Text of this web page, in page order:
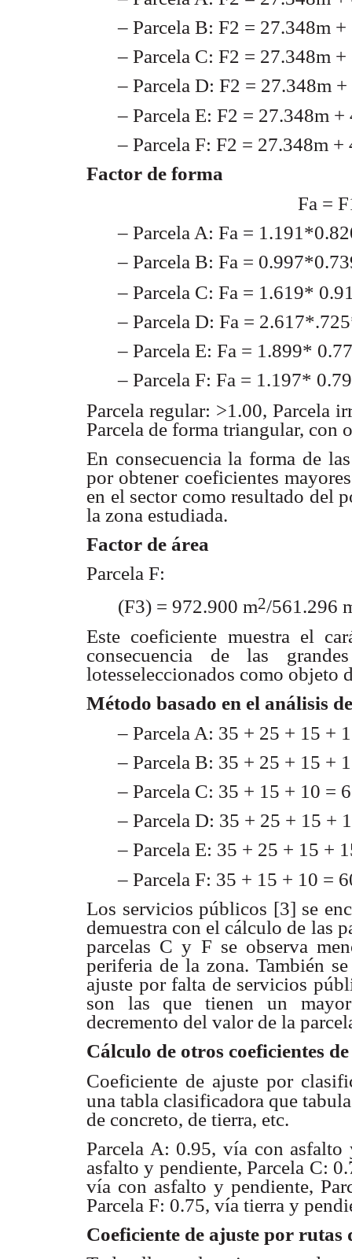
– Parcela B: F2 = 27.348m
– Parcela C: F2 = 27.348m
– Parcela D: F2 = 27.348m
– Parcela E: F2 = 27.348m
– Parcela F: F2 = 27.348m
Factor de forma
Fa =
– Parcela A: Fa =
– Parcela B: Fa =
– Parcela C: Fa = 1.619*
– Parcela D: Fa =
– Parcela E: Fa = 1.899*
– Parcela F: Fa = 1.197*
Parcela regular: >1.00, Parcela
Parcela de forma triangular, con
En consecuencia la forma de
por obtener coeficientes
en el sector como resultado del
la zona estudiada.
Factor de área
Parcela F:
(F3) = 972.900 m2/561.296
Este coeficiente muestra el
consecuencia de las
lotesseleccionados como objeto
Método basado en el análisis
– Parcela A: 35 + 25 + 15 +
– Parcela B: 35 + 25 + 15 +
– Parcela C: 35 + 15 + 10 =
– Parcela D: 35 + 25 + 15 +
– Parcela E: 35 + 25 + 15 +
– Parcela F: 35 + 15 + 10 =
Los servicios públicos [3] se
demuestra con el cálculo de las
parcelas C y F se observa
periferia de la zona. También
ajuste por falta de servicios
son las quetienen un
decremento del valor de la
Cálculo de otros coeficientes
Coeficiente de ajuste por
una tabla clasificadora que
de concreto, de tierra, etc.
Parcela A: 0.95, vía con
asfalto y pendiente,Parcela C:
vía con asfalto y pendiente,
Parcela F: 0.75, vía tierra y
Coeficiente de ajuste por rutas